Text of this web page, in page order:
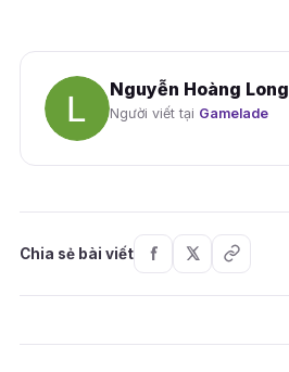
Nguyễn Hoàng Long
Người viết tại Gamelade
Chia sẻ bài viết